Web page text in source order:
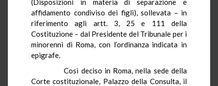
(Disposizioni in materia di separazione e
affidamento condiviso dei figli), sollevata – in
riferimento agli artt. 3, 25 e 111 della
Costituzione – dal Presidente del Tribunale per i
minorenni di Roma, con l’ordinanza indicata in
epigrafe.
Così deciso in Roma, nella sede della
Corte costituzionale, Palazzo della Consulta, il